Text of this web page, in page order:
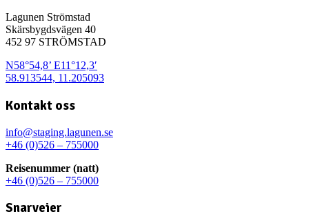
Lagunen Strömstad
Skärsbygdsvägen 40
452 97 STRÖMSTAD
N58°54,8’ E11°12,3′
58.913544, 11.205093
Kontakt oss
info@staging.lagunen.se
+46 (0)526 – 755000
Reisenummer (natt)
+46 (0)526 – 755000
Snarveier